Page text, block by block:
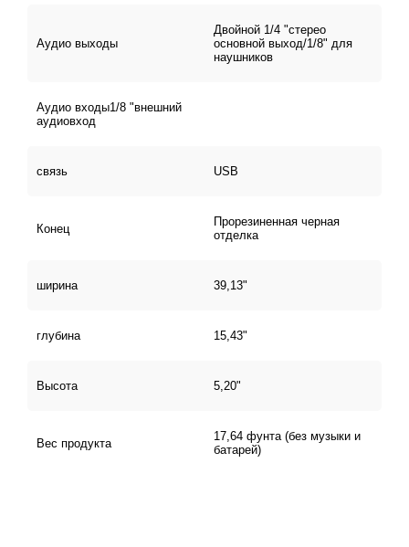
Аудио выходы
Двойной 1/4 "стерео
основной выход/1/8" для
наушников
Аудио входы1/8 "внешний
аудиовход
связь USB
Конец
Прорезиненная черная
отделка
ширина 39,13"
глубина 15,43"
Высота 5,20"
Вес продукта
17,64 фунта (без музыки и
батарей)